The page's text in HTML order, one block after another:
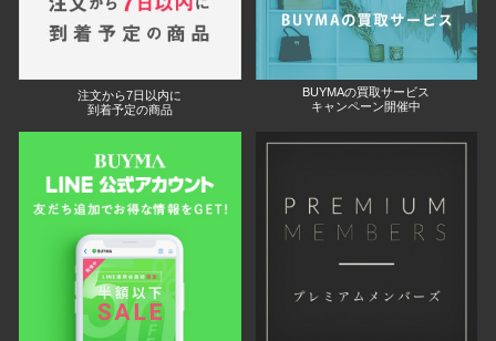
注文から7日以内に
到着予定の商品
BUYMAの買取サービス
キャンペーン開催中